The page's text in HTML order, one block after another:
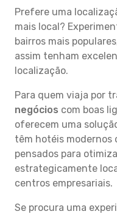
Prefere uma
mais local?
bairros mais
assim tenham
localização.
Para quem viaja por
negócios com boas
oferecem uma
têm hotéis modernos
pensados para
estrategicamente
centros empresariais.
Se procura uma